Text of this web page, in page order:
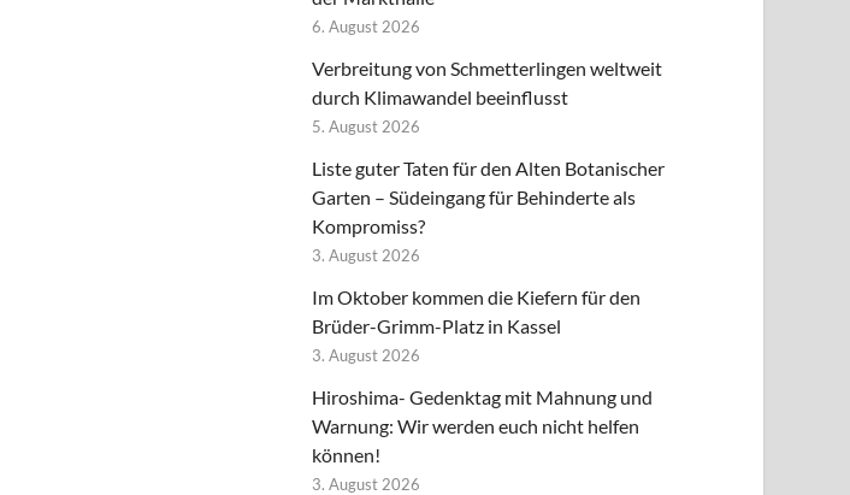
6. August 2026
Verbreitung von Schmetterlingen weltweit
durch Klimawandel beeinflusst
5. August 2026
Liste guter Taten für den Alten Botanischer
Garten – Südeingang für Behinderte als
Kompromiss?
3. August 2026
Im Oktober kommen die Kiefern für den
Brüder-Grimm-Platz in Kassel
3. August 2026
Hiroshima- Gedenktag mit Mahnung und
Warnung: Wir werden euch nicht helfen
können!
3. August 2026